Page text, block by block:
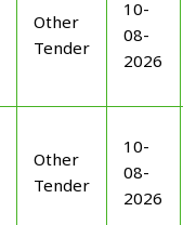
Other
Tender
10-
08-
2026
Other
Tender
10-
08-
2026